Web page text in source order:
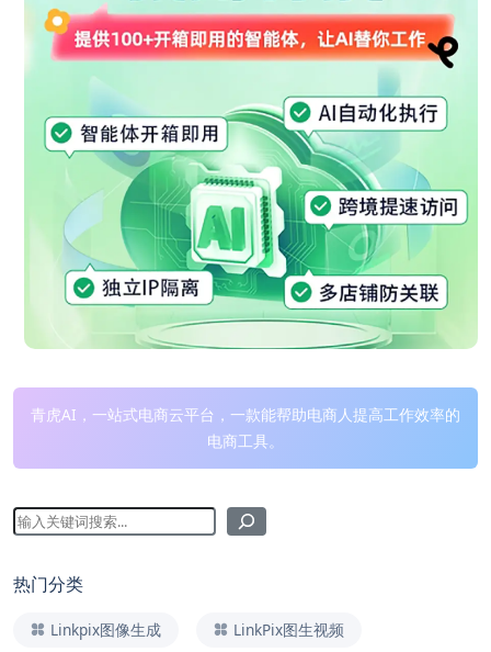
青虎AI，一站式电商云平台，一款能帮助电商人提高工作效率的
电商工具。
热门分类
Linkpix图像生成 LinkPix图生视频